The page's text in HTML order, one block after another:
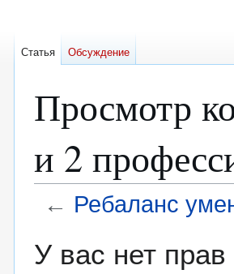
Просмотр
и 2
← Ребаланс
У вас нет
Статья Обсуждение